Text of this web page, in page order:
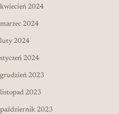
kwiecień 2024
marzec 2024
luty 2024
styczeń 2024
grudzień 2023
listopad 2023
październik 2023